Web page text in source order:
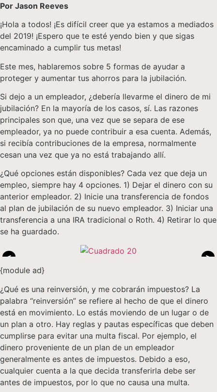
Por Jason Reeves
¡Hola a todos! ¡Es difícil creer que ya estamos a mediados
del 2019! ¡Espero que te esté yendo bien y que sigas
encaminado a cumplir tus metas!
Este mes, hablaremos sobre 5 formas de ayudar a
proteger y aumentar tus ahorros para la jubilación.
Si dejo a un empleador, ¿debería llevarme el dinero de mi
jubilación? En la mayoría de los casos, sí. Las razones
principales son que, una vez que se separa de ese
empleador, ya no puede contribuir a esa cuenta. Además,
si recibía contribuciones de la empresa, normalmente
cesan una vez que ya no está trabajando allí.
¿Qué opciones están disponibles? Cada vez que deja un
empleo, siempre hay 4 opciones. 1) Dejar el dinero con su
anterior empleador. 2) Inicie una transferencia de fondos
al plan de jubilación de su nuevo empleador. 3) Iniciar una
transferencia a una IRA tradicional o Roth. 4) Retirar lo que
se ha guardado.
<
>
{module ad}
¿Qué es una reinversión, y me cobrarán impuestos? La
palabra “reinversión” se refiere al hecho de que el dinero
está en movimiento. Lo estás moviendo de un lugar o de
un plan a otro. Hay reglas y pautas específicas que deben
cumplirse para evitar una multa fiscal. Por ejemplo, el
dinero proveniente de un plan de un empleador
generalmente es antes de impuestos. Debido a eso,
cualquier cuenta a la que decida transferirla debe ser
antes de impuestos, por lo que no causa una multa.